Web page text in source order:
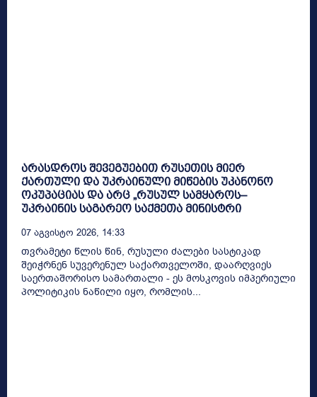
არასდროს შევეგუებით რუსეთის მიერ
ქართული და უკრაინული მიწების უკანონო
ოკუპაციას და არც „რუსულ სამყაროს–
უკრაინის საგარეო საქმეთა მინისტრი
07 Აგვისტო 2026, 14:33
თვრამეტი წლის წინ, რუსული ძალები სასტიკად
შეიჭრნენ სუვერენულ საქართველოში, დაარღვიეს
საერთაშორისო სამართალი - ეს მოსკოვის იმპერიული
პოლიტიკის ნაწილი იყო, რომლის...